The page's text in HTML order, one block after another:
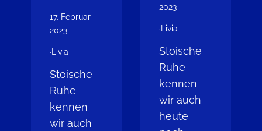
17. Februar
2023
·Livia
Stoische
Ruhe
kennen
wir auch
2023
·Livia
Stoische
Ruhe
kennen
wir auch
heute